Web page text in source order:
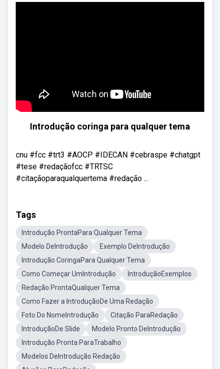
Introdução coringa para qualquer tema
cnu #fcc #trt3 #AOCP #IDECAN #cebraspe #chatgpt
#tese #redaçãofcc #TRTSC
#citaçãoparaqualquertema #redação ...
Tags
Introdução ProntaPara Qualquer Tema
Modelo DeIntrodução
Exemplo DeIntrodução
Introdução CoringaPara Qualquer Tema
Como Começar UmIntrodução
IntroduçãoExemplos
Redação ProntaQualquer Tema
Como Fazer a IntroduçãoDe Uma Redação
Foto Do NomeIntrodução
Citação ParaRedação
IntroduçãoDe Slide
Modelo Pronto DeIntrodução
Introdução Pronta ParaTrabalho
Modelos DeIntrodução Redação